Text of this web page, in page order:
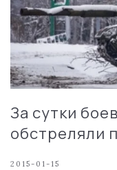
За сутки
обстреляли
2015-01-15